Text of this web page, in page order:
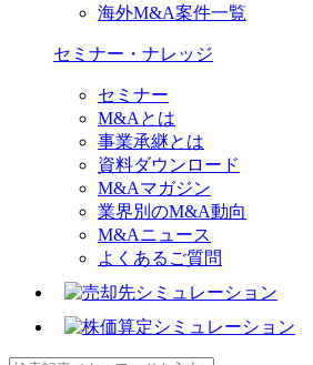
海外M&A案件一覧
セミナー・ナレッジ
セミナー
M&Aとは
事業承継とは
資料ダウンロード
M&Aマガジン
業界別のM&A動向
M&Aニュース
よくあるご質問